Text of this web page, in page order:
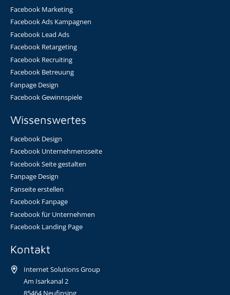
Facebook Marketing
Facebook Ads Kampagnen
Facebook Lead Ads
Facebook Retargeting
Facebook Recruiting
Facebook Betreuung
Fanpage Design
Facebook Gewinnspiele
Wissenswertes
Facebook Design
Facebook Unternehmensseite
Facebook Seite gestalten
Fanpage Design
Fanseite erstellen
Facebook Fanpage
Facebook für Unternehmen
Facebook Landing Page
Kontakt
Internet Solutions Group
Am Isarkanal 2
85464 Neufinsing